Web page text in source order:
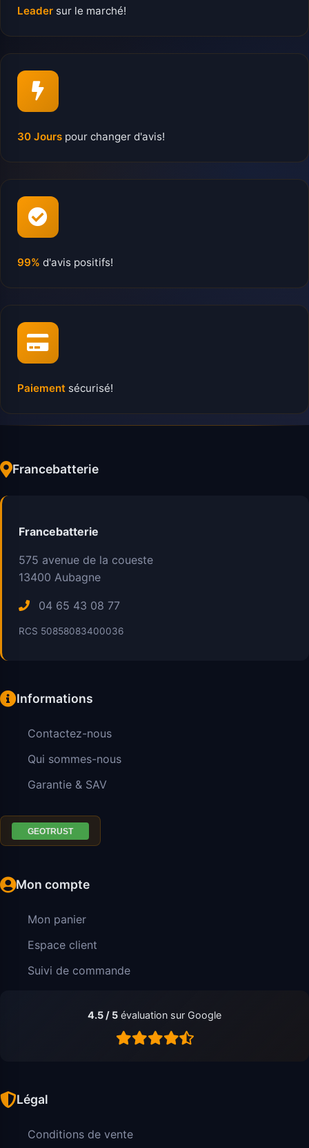
Leader sur le marché!
30 Jours pour changer d'avis!
99% d'avis positifs!
Paiement sécurisé!
Francebatterie
Francebatterie
575 avenue de la coueste
13400 Aubagne
04 65 43 08 77
RCS 50858083400036
Informations
Contactez-nous
Qui sommes-nous
Garantie & SAV
Mon compte
Mon panier
Espace client
Suivi de commande
4.5 / 5 évaluation sur Google
Légal
Conditions de vente